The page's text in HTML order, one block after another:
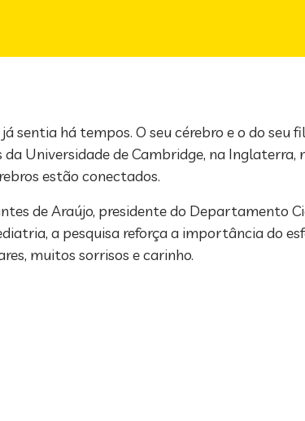
sentia há tempos. O seu cérebro e o do
Universidade de Cambridge, na
estão conectados.
de Araújo, presidente do Departamento
a pesquisa reforça a importância do
muitos sorrisos e carinho.